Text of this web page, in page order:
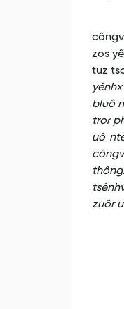
zos
tưz
bluô
tror
uô
zuôr